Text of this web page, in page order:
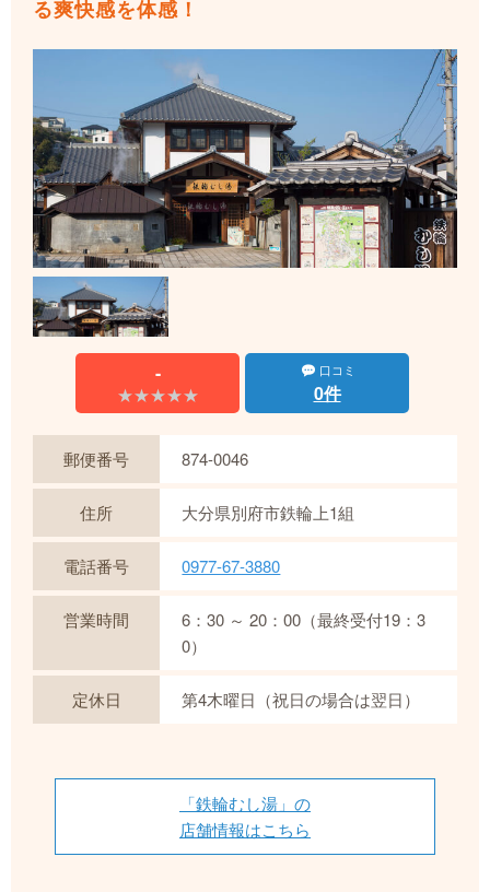
る爽快感を体感！
-
★★★★★
★★★★★
口コミ
0件
郵便番号 874-0046
住所 大分県別府市鉄輪上1組
電話番号 0977-67-3880
営業時間
6：30 ～ 20：00（最終受付19：3
0）
定休日 第4木曜日（祝日の場合は翌日）
「鉄輪むし湯」の
店舗情報はこちら